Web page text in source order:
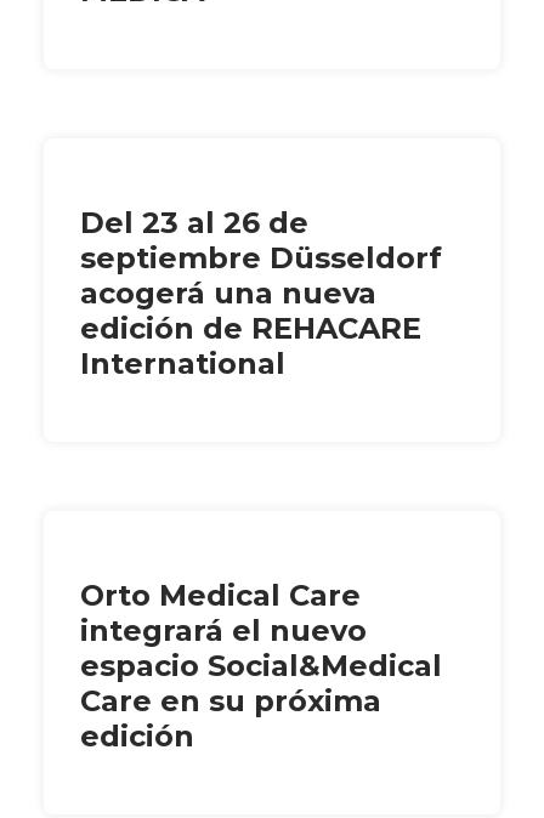
Del 23 al 26 de
septiembre Düsseldorf
acogerá una nueva
edición de REHACARE
International
Orto Medical Care
integrará el nuevo
espacio Social&Medical
Care en su próxima
edición